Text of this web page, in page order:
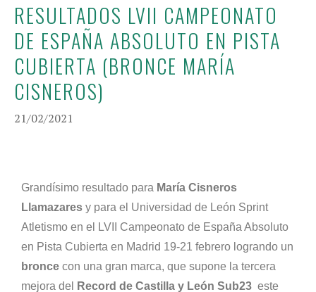
RESULTADOS LVII CAMPEONATO
DE ESPAÑA ABSOLUTO EN PISTA
CUBIERTA (BRONCE MARÍA
CISNEROS)
21/02/2021
Grandísimo resultado para María Cisneros
Llamazares y para el Universidad de León Sprint
Atletismo en el LVII Campeonato de España Absoluto
en Pista Cubierta en Madrid 19-21 febrero logrando un
bronce con una gran marca, que supone la tercera
mejora del
Record de Castilla y León Sub23 este